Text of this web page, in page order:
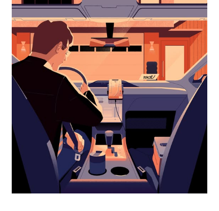
interagir
o
calendário
selecionar
uma
data.
Prima
o
botão
o
calendário.